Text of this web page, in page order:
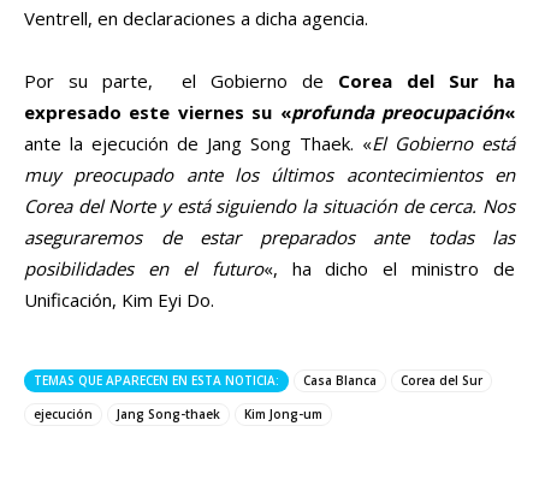
Ventrell, en declaraciones a dicha agencia.
Por su parte, el Gobierno de Corea del Sur ha
expresado este viernes su «profunda preocupación«
ante la ejecución de Jang Song Thaek. «El Gobierno está
muy preocupado ante los últimos acontecimientos en
Corea del Norte y está siguiendo la situación de cerca. Nos
aseguraremos de estar preparados ante todas las
posibilidades en el futuro«, ha dicho el ministro de
Unificación, Kim Eyi Do.
TEMAS QUE APARECEN EN ESTA NOTICIA: Casa Blanca
Corea del Sur
ejecución
Jang Song-thaek Kim Jong-um